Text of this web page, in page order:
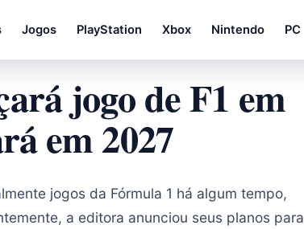
Jogos PlayStation Xbox Nintendo PC
jogo de F1 em
em 2027
jogos da Fórmula 1 há algum tempo,
a editora anunciou seus planos para